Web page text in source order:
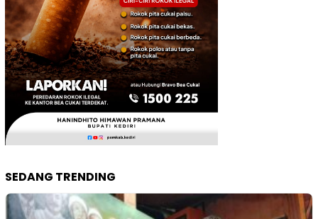
SEDANG TRENDING